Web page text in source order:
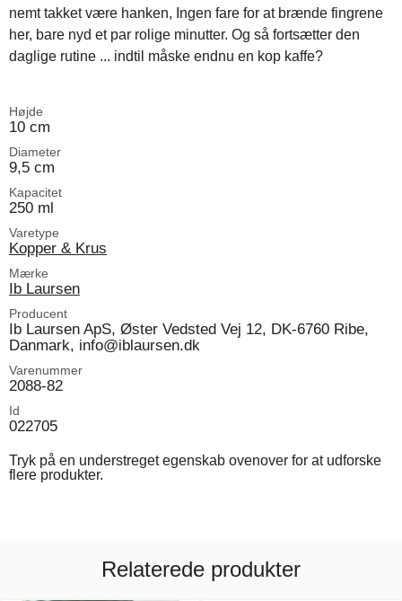
nemt takket være hanken, Ingen fare for at brænde fingrene
her, bare nyd et par rolige minutter. Og så fortsætter den
daglige rutine ... indtil måske endnu en kop kaffe?
Højde
10 cm
Diameter
9,5 cm
Kapacitet
250 ml
Varetype
Kopper & Krus
Mærke
Ib Laursen
Producent
Ib Laursen ApS, Øster Vedsted Vej 12, DK-6760 Ribe,
Danmark, info@iblaursen.dk
Varenummer
2088-82
Id
022705
Tryk på en understreget egenskab ovenover for at udforske
flere produkter.
Relaterede produkter